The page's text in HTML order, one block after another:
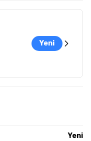
Yeni
Yeni